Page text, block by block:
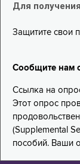
Для
Защитите свои
Сообщите нам
Ссылка на
Этот опрос
(Supplemental
пособий. Ваши